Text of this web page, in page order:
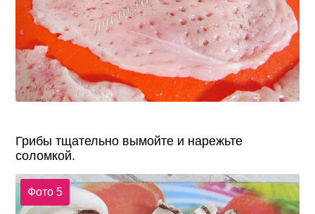
Грибы тщательно вымойте и нарежьте
соломкой.
Фото 5